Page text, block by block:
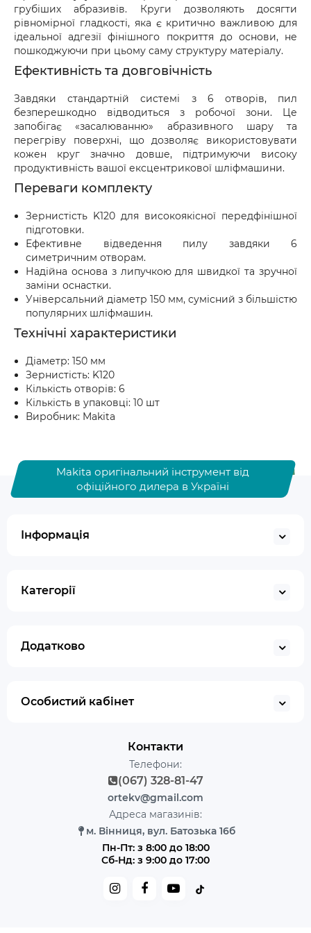
грубіших абразивів. Круги дозволяють досягти
рівномірної гладкості, яка є критично важливою для
ідеальної адгезії фінішного покриття до основи, не
пошкоджуючи при цьому саму структуру матеріалу.
Ефективність та довговічність
Завдяки стандартній системі з 6 отворів, пил
безперешкодно відводиться з робочої зони. Це
запобігає «засалюванню» абразивного шару та
перегріву поверхні, що дозволяє використовувати
кожен круг значно довше, підтримуючи високу
продуктивність вашої ексцентрикової шліфмашини.
Переваги комплекту
Зернистість K120 для високоякісної передфінішної
підготовки.
Ефективне відведення пилу завдяки 6
симетричним отворам.
Надійна основа з липучкою для швидкої та зручної
заміни оснастки.
Універсальний діаметр 150 мм, сумісний з більшістю
популярних шліфмашин.
Технічні характеристики
Діаметр: 150 мм
Зернистість: K120
Кількість отворів: 6
Кількість в упаковці: 10 шт
Виробник: Makita
Makita оригінальний інструмент від
офіційного дилера в Україні
Інформація
Категорії
Додатково
Особистий кабінет
Контакти
Телефони:
(067) 328-81-47
ortekv@gmail.com
Адреса магазинів:
м. Вінниця, вул. Батозька 16б
Пн-Пт: з 8:00 до 18:00
Сб-Нд: з 9:00 до 17:00